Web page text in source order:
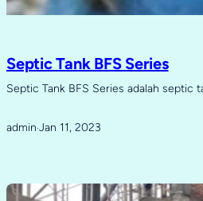
Septic Tank BFS Series
Septic Tank BFS Series adalah septic
admin·Jan 11, 2023